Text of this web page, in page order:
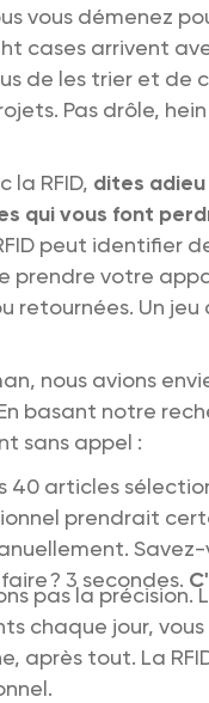
vous démenez
cases arrivent
de les trier et de
Pas drôle, hein
la RFID, dites
qui vous font
peut identifier
prendre votre
retournées. Un jeu
nous avions
basant notre
sans appel :
40 articles
prendrait
Savez-
? 3 secondes.
pas la
chaque jour,
après tout. La